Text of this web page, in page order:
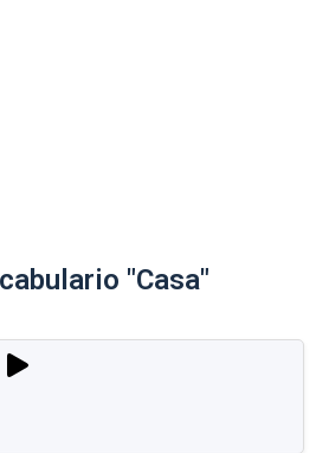
"Casa"